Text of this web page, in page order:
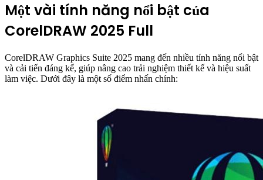
Một vài tính năng nổi bật của
CorelDRAW 2025 Full
CorelDRAW Graphics Suite 2025 mang đến nhiều tính năng nổi bật
và cải tiến đáng kể, giúp nâng cao trải nghiệm thiết kế và hiệu suất
làm việc. Dưới đây là một số điểm nhấn chính: